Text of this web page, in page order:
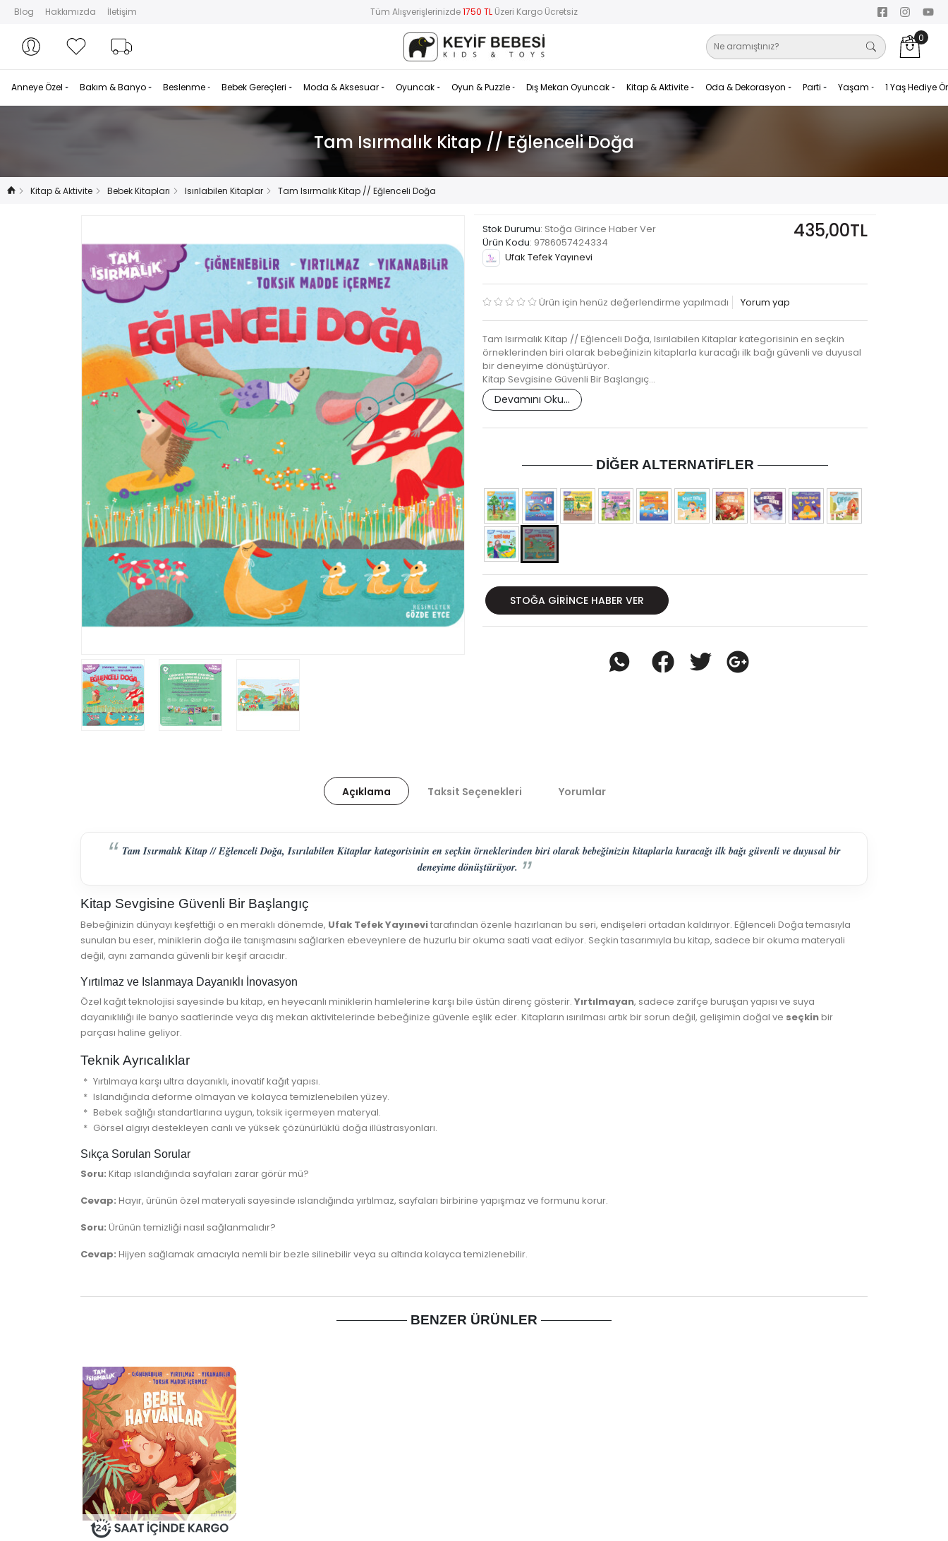
Blog Hakkımızda İletişim Tüm Alışverişlerinizde1750 TL Üzeri Kargo Ücretsiz
Hesabım
Hesabım Favorilerim 0
Anneye Özel Bakım & Banyo Beslenme Bebek Gereçleri Moda & Aksesuar Oyuncak Oyun & Puzzle Dış Mekan Oyuncak Kitap & Aktivite Oda & Dekorasyon Parti Yaşam 1 Yaş Hediye
Tam Isırmalık Kitap // Eğlenceli Doğa
Kitap & Aktivite Bebek Kitapları Isırılabilen Kitaplar Tam Isırmalık Kitap // Eğlenceli Doğa
Stok Durumu: Stoğa Girince Haber Ver
Ürün Kodu: 9786057424334
Ufak Tefek Yayınevi
435,00TL
Ürün için henüz değerlendirme yapılmadı Yorum yap
Tam Isırmalık Kitap // Eğlenceli Doğa, Isırılabilen Kitaplar kategorisinin en seçkin
örneklerinden biri olarak bebeğinizin kitaplarla kuracağı ilk bağı güvenli ve duyusal
bir deneyime dönüştürüyor.
Kitap Sevgisine Güvenli Bir Başlangıç…
Devamını Oku...
DIĞER ALTERNATIFLER
STOĞA GIRINCE HABER VER
Açıklama Taksit Seçenekleri Yorumlar
Tam Isırmalık Kitap // Eğlenceli Doğa, Isırılabilen Kitaplar kategorisinin en seçkin örneklerinden biri olarak bebeğinizin kitaplarla kuracağı ilk bağı güvenli ve duyusal bir
deneyime dönüştürüyor.
Kitap Sevgisine Güvenli Bir Başlangıç
Bebeğinizin dünyayı keşfettiği o en meraklı dönemde, Ufak Tefek Yayınevitarafından özenle hazırlanan bu seri, endişeleri ortadan kaldırıyor. Eğlenceli Doğa temasıyla
sunulan bu eser, miniklerin doğa ile tanışmasını sağlarken ebeveynlere de huzurlu bir okuma saati vaat ediyor. Seçkin tasarımıyla bu kitap, sadece bir okuma materyali
değil, aynı zamanda güvenli bir keşif aracıdır.
Yırtılmaz ve Islanmaya Dayanıklı İnovasyon
Özel kağıt teknolojisi sayesinde bu kitap, en heyecanlı miniklerin hamlelerine karşı bile üstün direnç gösterir. Yırtılmayan, sadece zarifçe buruşan yapısı ve suya
dayanıklılığı ile banyo saatlerinde veya dış mekan aktivitelerinde bebeğinize güvenle eşlik eder. Kitapların ısırılması artık bir sorun değil, gelişimin doğal ve seçkinbir
parçası haline geliyor.
Teknik Ayrıcalıklar
Yırtılmaya karşı ultra dayanıklı, inovatif kağıt yapısı.
Islandığında deforme olmayan ve kolayca temizlenebilen yüzey.
Bebek sağlığı standartlarına uygun, toksik içermeyen materyal.
Görsel algıyı destekleyen canlı ve yüksek çözünürlüklü doğa illüstrasyonları.
Sıkça Sorulan Sorular
Soru: Kitap ıslandığında sayfaları zarar görür mü?
Cevap: Hayır, ürünün özel materyali sayesinde ıslandığında yırtılmaz, sayfaları birbirine yapışmaz ve formunu korur.
Soru: Ürünün temizliği nasıl sağlanmalıdır?
Cevap: Hijyen sağlamak amacıyla nemli bir bezle silinebilir veya su altında kolayca temizlenebilir.
BENZER ÜRÜNLER